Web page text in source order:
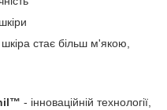
стає більш м'якою,
- інноваційній технології,